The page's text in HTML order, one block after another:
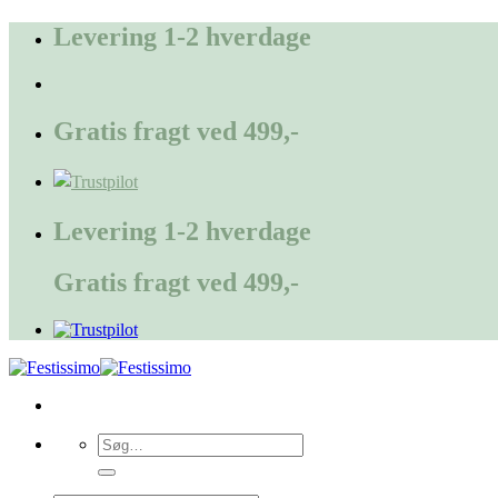
FortsætLevering 1-2 hverdage
Gratis fragt ved 499,-
Levering 1-2 hverdage
Gratis fragt ved 499,-
Søg
efter: